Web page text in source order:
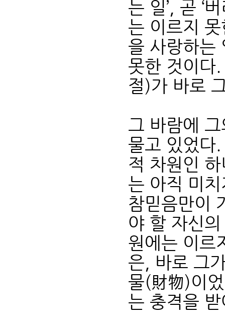
는 일’, 곧 ‘
는 이르지
을 사랑하는
못한 것이다
절)가 바로
그 바람에
물고 있었다
적 차원인
는 아직 미
참믿음만이
야 할 자신
원에는 이르
은, 바로 그
물(財物)이
는 충격을